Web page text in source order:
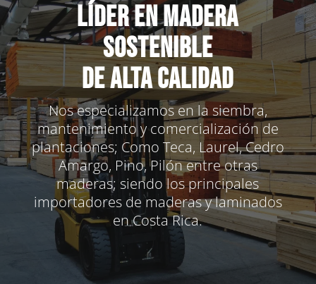
LÍDER EN MADERA
SOSTENIBLE
DE ALTA CALIDAD
Nos especializamos en la siembra,
mantenimiento y comercialización de
plantaciones; Como Teca, Laurel, Cedro
Amargo, Pino, Pilón entre otras
maderas; siendo los principales
importadores de maderas y laminados
en Costa Rica.